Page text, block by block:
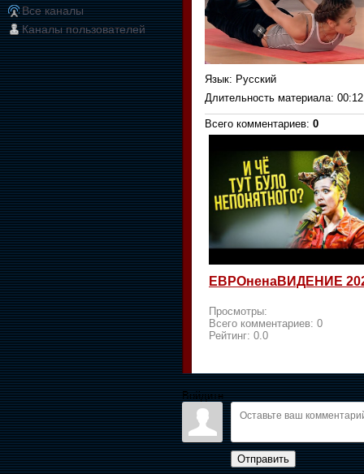
Все каналы
Каналы пользователей
Язык: Русский
Длительность материала:
Всего комментариев: 0
ЕВРОненаВИДЕНИЕ
Просмотры:
Всего комментариев: 0
Рейтинг: 0.0
Войдите:
Отправить